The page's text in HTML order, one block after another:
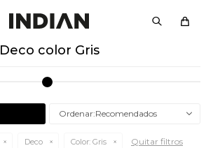
Deco color Gris
Recomendados
Deco Color: Gris Quitar filtros